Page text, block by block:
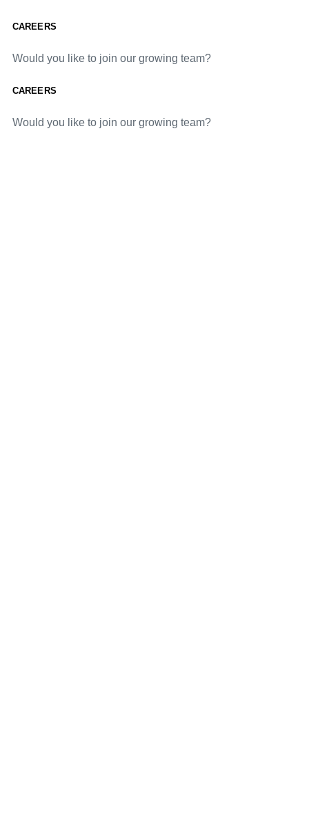
CAREERS
Would you like to join our growing team?
CAREERS
Would you like to join our growing team?